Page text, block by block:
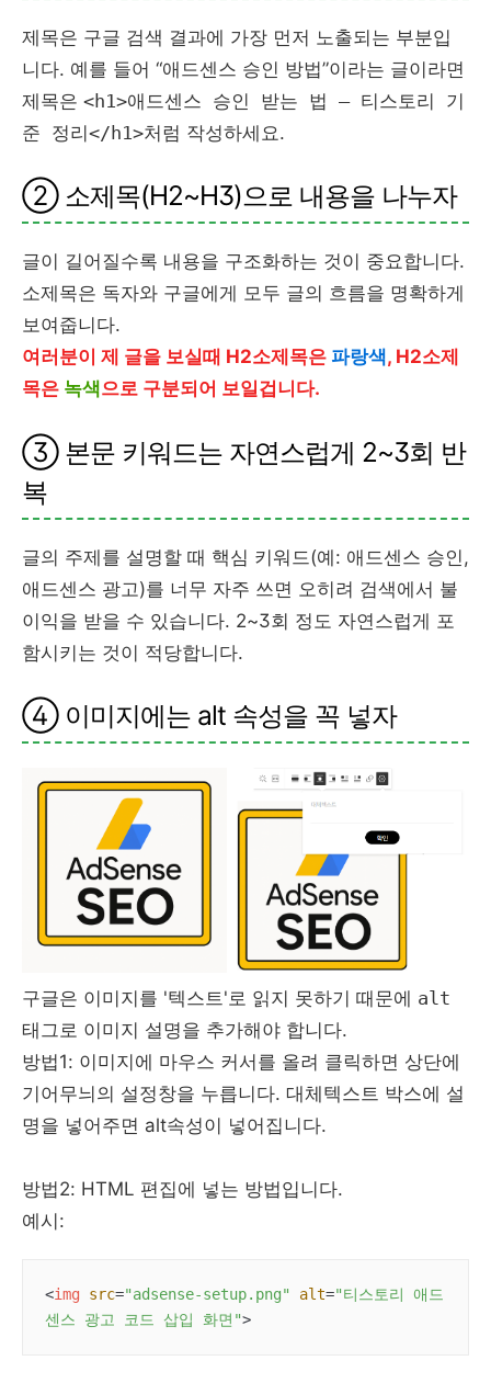
제목은 구글 검색 결과에 가장 먼저 노출되는 부분입
니다. 예를 들어 “애드센스 승인 방법”이라는 글이라면
제목은 <h1>애드센스 승인 받는 법 – 티스토리 기
준 정리</h1>처럼 작성하세요.
② 소제목(H2~H3)으로 내용을 나누자
글이 길어질수록 내용을 구조화하는 것이 중요합니다.
소제목은 독자와 구글에게 모두 글의 흐름을 명확하게
보여줍니다.
여러분이 제 글을 보실때 H2소제목은 파랑색, H2소제
목은 녹색으로 구분되어 보일겁니다.
③ 본문 키워드는 자연스럽게 2~3회 반
복
글의 주제를 설명할 때 핵심 키워드(예: 애드센스 승인,
애드센스 광고)를 너무 자주 쓰면 오히려 검색에서 불
이익을 받을 수 있습니다. 2~3회 정도 자연스럽게 포
함시키는 것이 적당합니다.
④ 이미지에는 alt 속성을 꼭 넣자
구글은 이미지를 '텍스트'로 읽지 못하기 때문에 alt
태그로 이미지 설명을 추가해야 합니다.
방법1: 이미지에 마우스 커서를 올려 클릭하면 상단에
기어무늬의 설정창을 누릅니다. 대체텍스트 박스에 설
명을 넣어주면 alt속성이 넣어집니다.
방법2: HTML 편집에 넣는 방법입니다.
예시:
<img src="adsense-setup.png" alt="티스토리 애드
센스 광고 코드 삽입 화면">